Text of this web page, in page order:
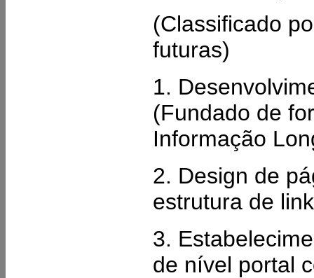
(Classificado
futuras)
1.
(Fundado de
Informação
2. Design de
estrutura de
3.
de nível portal